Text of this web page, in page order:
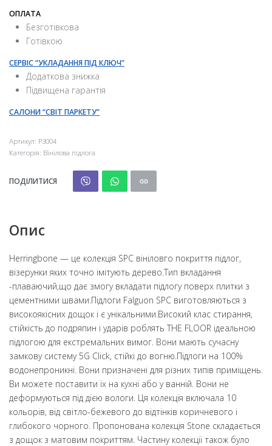
ОПЛАТА
Безготівкова
Готівкою
СЕРВІС “УКЛАДАННЯ ПІД КЛЮЧ”
Додаткова знижка
Підвищена гарантія
САЛОНИ “СВІТ ПАРКЕТУ”
Артикул: P3004
Категорія: Вінілова підлога
ПОДІЛИТИСЯ
Опис
Herringbone — це колекція SPC вініловго покриття підлог,
візерунки яких точно імітують дерево.Тип вкладання
-плаваючий,що дає змогу вкладати підлогу поверх плитки з
цементними швами.Підлоги Falguon SPC виготовляються з
високоякісних дощок і є унікальними.Високий клас стирання,
стійкість до подряпин і ударів роблять THE FLOOR ідеальною
підлогою для екстремальних вимог. Вони мають сучасну
замкову систему 5G Click, стійкі до вогню.Підлоги на 100%
водонепроникні. Вони призначені для різних типів приміщень.
Ви можете поставити їх на кухні або у ванній. Вони не
деформуються під дією вологи. Ця колекція включала 10
кольорів, від світло-бежевого до відтінків коричневого і
глибокого чорного. Пропонована колекція Stone складається
з дощок з матовим покриттям. Частину колекції також було